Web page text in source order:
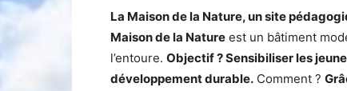
La Maison de la Nature, un site
Maison de la Nature est un bâtiment
l’entoure. Objectif ? Sensibiliser les
développement durable. Comment ?